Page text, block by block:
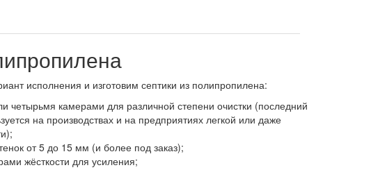
исполнения и изготовим септики из полипропилена:
четырьмя камерами для различной степени очистки (последний
на производствах и на предприятиях легкой или даже
от 5 до 15 мм (и более под заказ);
жёсткости для усиления;